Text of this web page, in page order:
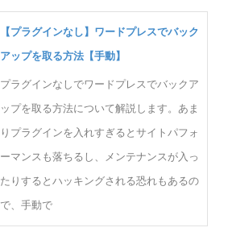
【プラグインなし】ワードプレスでバック
アップを取る方法【手動】
プラグインなしでワードプレスでバックア
ップを取る方法について解説します。あま
りプラグインを入れすぎるとサイトパフォ
ーマンスも落ちるし、メンテナンスが入っ
たりするとハッキングされる恐れもあるの
で、手動で